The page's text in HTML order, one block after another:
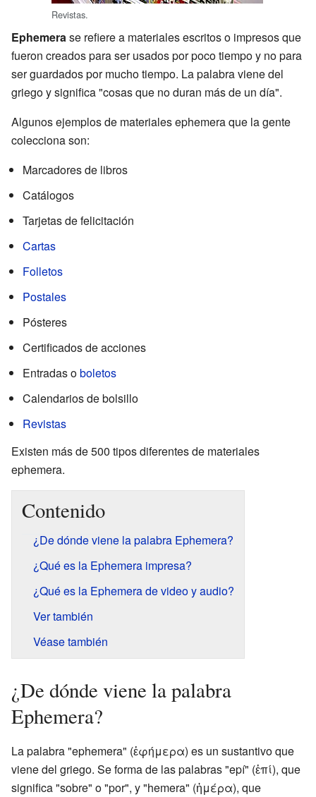
Revistas.
Ephemera se refiere a materiales escritos o impresos que
fueron creados para ser usados por poco tiempo y no para
ser guardados por mucho tiempo. La palabra viene del
griego y significa "cosas que no duran más de un día".
Algunos ejemplos de materiales ephemera que la gente
colecciona son:
Marcadores de libros
Catálogos
Tarjetas de felicitación
Cartas
Folletos
Postales
Pósteres
Certificados de acciones
Entradas oboletos
Calendarios de bolsillo
Revistas
Existen más de 500 tipos diferentes de materiales
ephemera.
Contenido
¿De dónde viene la palabra Ephemera?
¿Qué es la Ephemera impresa?
¿Qué es la Ephemera de video y audio?
Ver también
Véase también
¿De dónde viene la palabra
Ephemera?
La palabra "ephemera" (ἐφήμερα) es un sustantivo que
viene del griego. Se forma de las palabras "epí" (ἐπί), que
significa "sobre" o "por", y "hemera" (ἡμέρα), que